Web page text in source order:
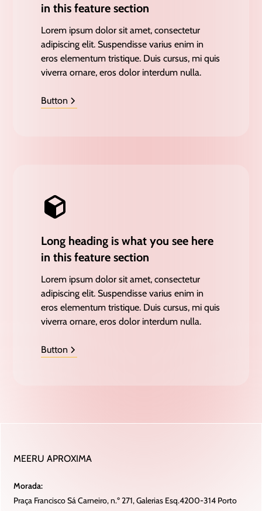
in this feature section
Lorem ipsum dolor sit amet, consectetur
adipiscing elit. Suspendisse varius enim in
eros elementum tristique. Duis cursus, mi quis
viverra ornare, eros dolor interdum nulla.
Button
Long heading is what you see here
in this feature section
Lorem ipsum dolor sit amet, consectetur
adipiscing elit. Suspendisse varius enim in
eros elementum tristique. Duis cursus, mi quis
viverra ornare, eros dolor interdum nulla.
Button
MEERU APROXIMA
Morada:
Praça Francisco Sá Carneiro, n.º 271, Galerias Esq.4200-314 Porto